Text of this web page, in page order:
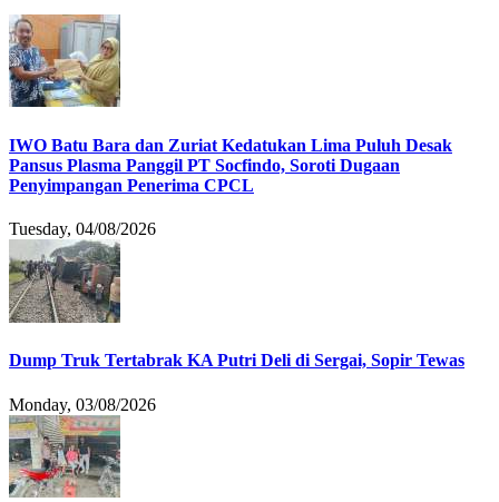
IWO Batu Bara dan Zuriat Kedatukan Lima Puluh Desak
Pansus Plasma Panggil PT Socfindo, Soroti Dugaan
Penyimpangan Penerima CPCL
Tuesday, 04/08/2026
Dump Truk Tertabrak KA Putri Deli di Sergai, Sopir Tewas
Monday, 03/08/2026